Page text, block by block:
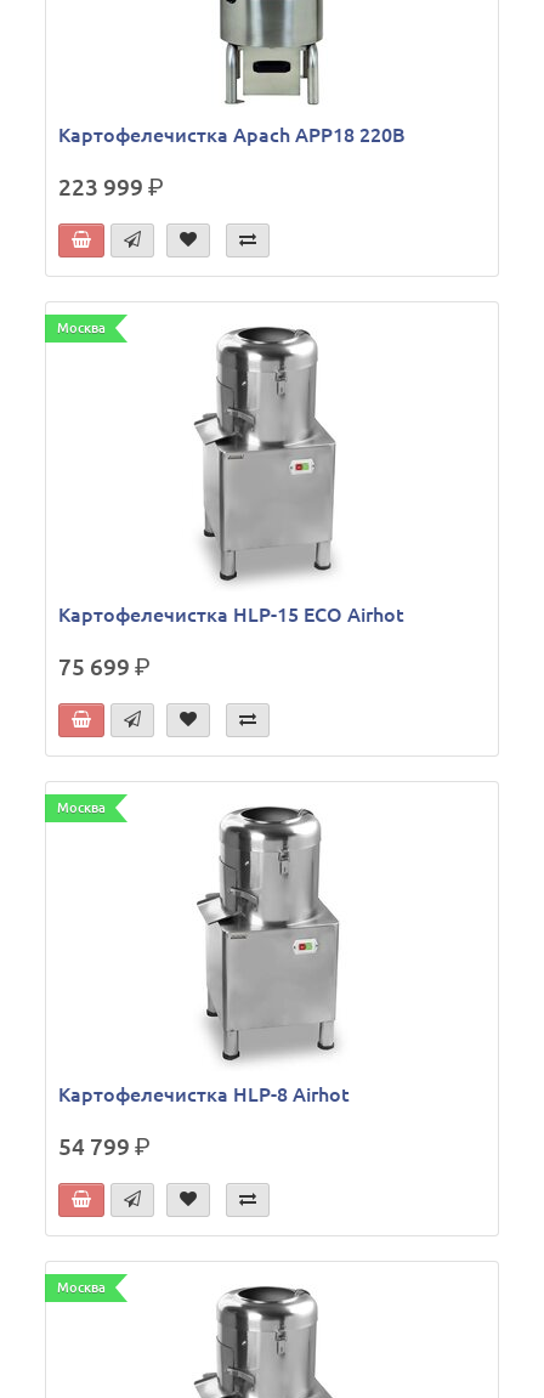
Картофелечистка Apach APP18 220В
223 999р.
Москва
Картофелечистка HLP-15 ECO Airhot
75 699р.
Москва
Картофелечистка HLP-8 Airhot
54 799р.
Москва